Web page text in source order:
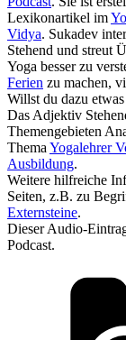
Lexikonartikel im
Vidya. Sukadev
Stehend‏‎ und
Yoga besser zu
Ferien zu machen,
Willst du dazu
Das Adjektiv Stehend‏‎ gehört zum Themengebiet bzw. zu
Themengebieten
Thema Yogalehrer
Ausbildung.
Weitere hilfreiche
Seiten, z.B. zu
Externsteine.
Dieser Audio-Eintrag zum
Podcast.